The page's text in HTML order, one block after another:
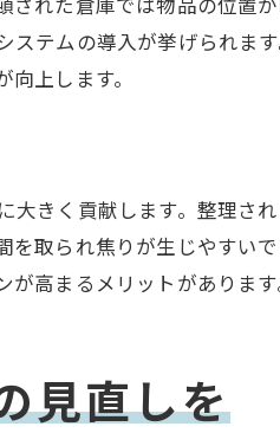
かした最適な棚配置の工夫
る作業効率向上と無駄削減
アウトの事例から学ぶ改善策
果を得るための実践法
間的効果を最大化するプロセ
大効果を得る整理整頓術の基
テムの導入が挙げられま
上します。
きく貢献します。整理さ
取られ焦りが生じやすい
高まるメリットがあります
見直しを